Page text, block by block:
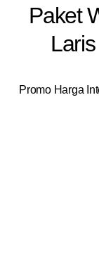
Paket
Promo Harga